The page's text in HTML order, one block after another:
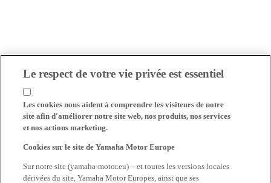
Le respect de votre vie privée est essentiel
Les cookies nous aident à comprendre les visiteurs de notre
site afin d'améliorer notre site web, nos produits, nos services
et nos actions marketing.
Cookies sur le site de Yamaha Motor Europe
Sur notre site (yamaha-motor.eu) – et toutes les versions locales
dérivées du site, Yamaha Motor Europes, ainsi que ses